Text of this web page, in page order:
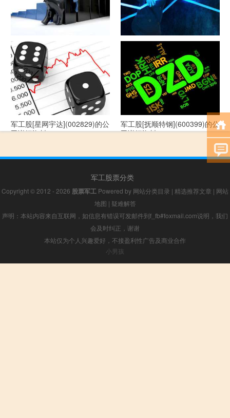
军工股[--](002335)的公司详细
资料
军工股[华自科技](300490)的公
司详细资料
军工股[星网宇达](002829)的公
司详细资料
军工股[抚顺特钢](600399)的公
司详细资料
军工股票分类
Copyright © 2012 - 2026 股票军工 Powered by 网站分类目录 | 精选推荐文章 | 网站
地图 | 疑难解答
声明：本站内容来自互联网，如信息有错误可发邮件到f_fb#foxmail.com说明，我们
会及时纠正，谢谢
本站仅为个人兴趣爱好，不接盈利性广告及商业合作
小男孩